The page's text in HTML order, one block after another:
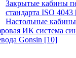
Закрытые кабины
стандарта ISO 4043
Настольные
ИК система
Gonsin [10]